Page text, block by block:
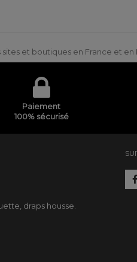
et boutiques en France et en
Paiement
100% sécurisé
draps housse